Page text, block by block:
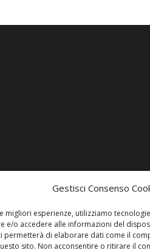
Gestisci Consenso
migliori esperienze, utilizziamo
e/o accedere alle informazioni del
permetterà di elaborare dati come il
sito. Non acconsentire o ritirare il